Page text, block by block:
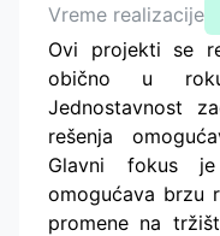
Vreme realizacije
Ovi projekti se
obično u
Jednostavnost
rešenja
Glavni fokus
omogućava brzu
promene na